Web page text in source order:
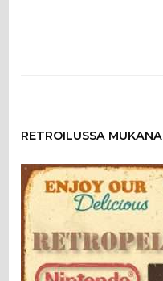
RETROILUSSA MUKANA